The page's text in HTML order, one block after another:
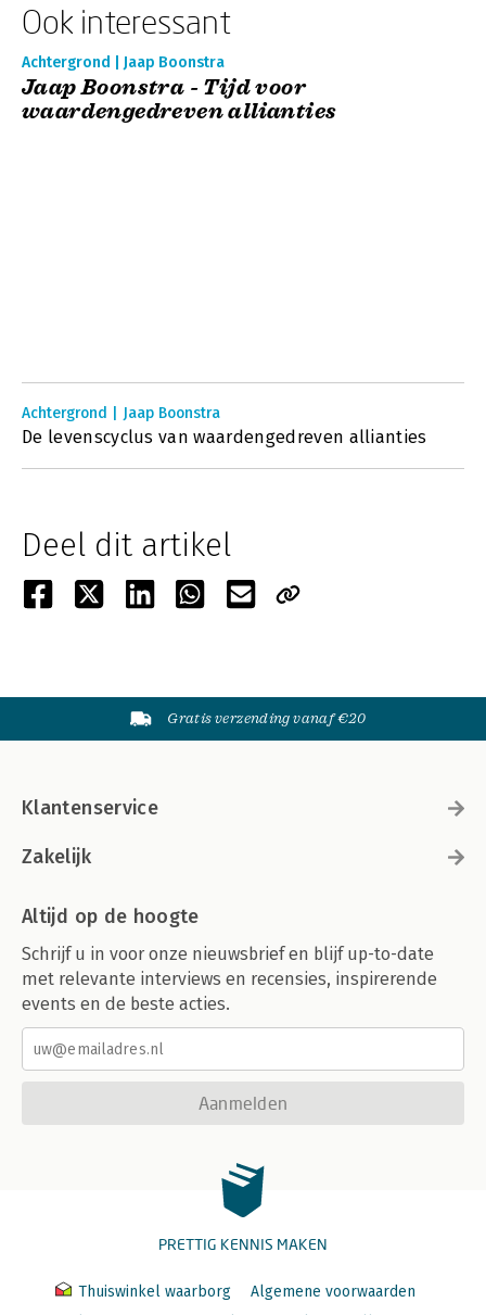
Ook interessant
Achtergrond | Jaap Boonstra
Jaap Boonstra - Tijd voor
waardengedreven allianties
Achtergrond | Jaap Boonstra
De levenscyclus van waardengedreven allianties
Deel dit artikel
Gratis verzending vanaf €20
Klantenservice
Zakelijk
Altijd op de hoogte
Schrijf u in voor onze nieuwsbrief en blijf up-to-date
met relevante interviews en recensies, inspirerende
events en de beste acties.
Aanmelden
PRETTIG KENNIS MAKEN
Thuiswinkel waarborg
Algemene voorwaarden